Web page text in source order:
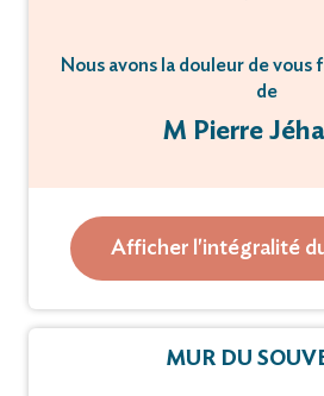
Nous avons la douleur de vous
de
M Pierre
survenu à l’âge de
Pierre, Dominique,
Afficher l'intégralité
MUR DU